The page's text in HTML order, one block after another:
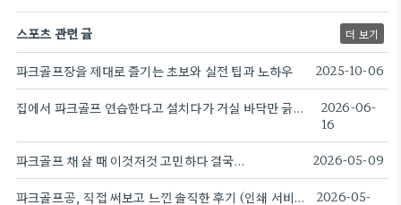
스포츠 관련 글 더 보기
파크골프장을 제대로 즐기는 초보와 실전 팁과 노하우 2025-10-06
집에서 파크골프 연습한다고 설치다가 거실 바닥만 긁어먹었다
2026-06-
16
파크골프 채 살 때 이것저것 고민하다 결국… 2026-05-09
파크골프공, 직접 써보고 느낀 솔직한 후기 (인쇄 서비스)
2026-05-